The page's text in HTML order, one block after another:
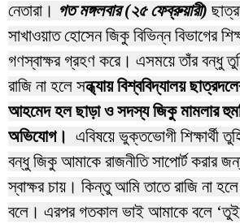
নেতারা। গত মঙ্গলবার (২৫ ফেব্রুয়ারী)
সাখাওয়াত হোসেন জিকু বিভিন্ন বিভাগের
গণস্বাক্ষর গ্রহণ করে। এসময়ে তাঁর বন্ধু
রাজি না হলে সন্ধ্যায় বিশ্ববিদ্যালয়
আহমেদ হল ছাড়া ও সদস্য জিকু মামলার
অভিযোগ। এবিষয়ে ভুক্তভোগী শিক্ষার্থী
বন্ধু জিকু আমাকে রাজনীতি সাপোর্ট করার
স্বাক্ষর চায়। কিন্তু আমি তাতে রাজি না
বলে। এরপর গতকাল ভাই আমাকে বলে ‘তুই